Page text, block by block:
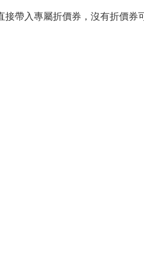
接帶入專屬折價券，沒有折價券